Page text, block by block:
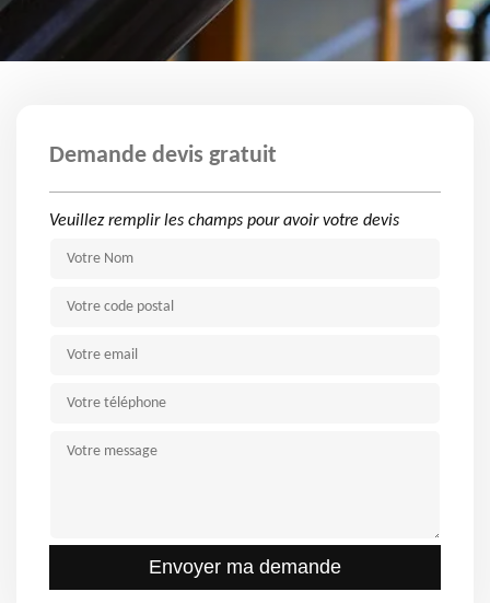
Demande devis gratuit
Veuillez remplir les champs pour avoir votre devis